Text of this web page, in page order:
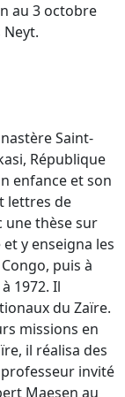
au 3 octobre
Saint-
République
enfance et son
lettres de
une thèse sur
y enseigna les
puis à
1972. Il
du Zaïre.
missions en
il réalisa des
invité
Maesen au